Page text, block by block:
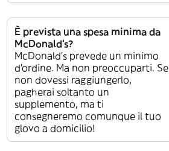
È prevista una spesa minima da
McDonald's?
McDonald's prevede un minimo
d’ordine. Ma non preoccuparti. Se
non dovessi raggiungerlo,
pagherai soltanto un
supplemento, ma ti
consegneremo comunque il tuo
glovo a domicilio!